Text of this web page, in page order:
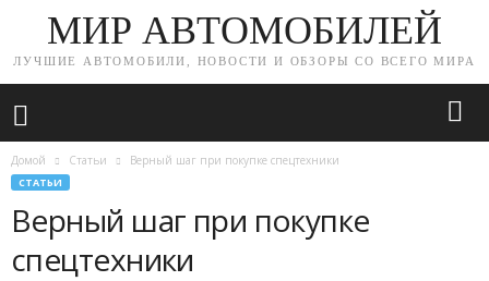
МИР АВТОМОБИЛЕЙ
ЛУЧШИЕ АВТОМОБИЛИ, НОВОСТИ И ОБЗОРЫ СО ВСЕГО МИРА
Домой Статьи Верный шаг при покупке спецтехники
СТАТЬИ
Верный шаг при покупке
спецтехники